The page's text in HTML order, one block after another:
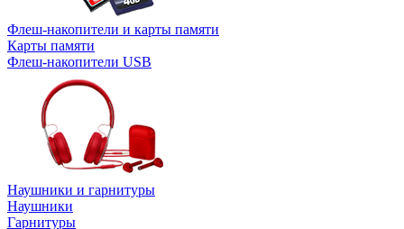
Флеш-накопители и карты памяти
Карты памяти
Флеш-накопители USB
Наушники и гарнитуры
Наушники
Гарнитуры